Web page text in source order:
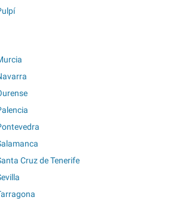
Cruz de Tenerife